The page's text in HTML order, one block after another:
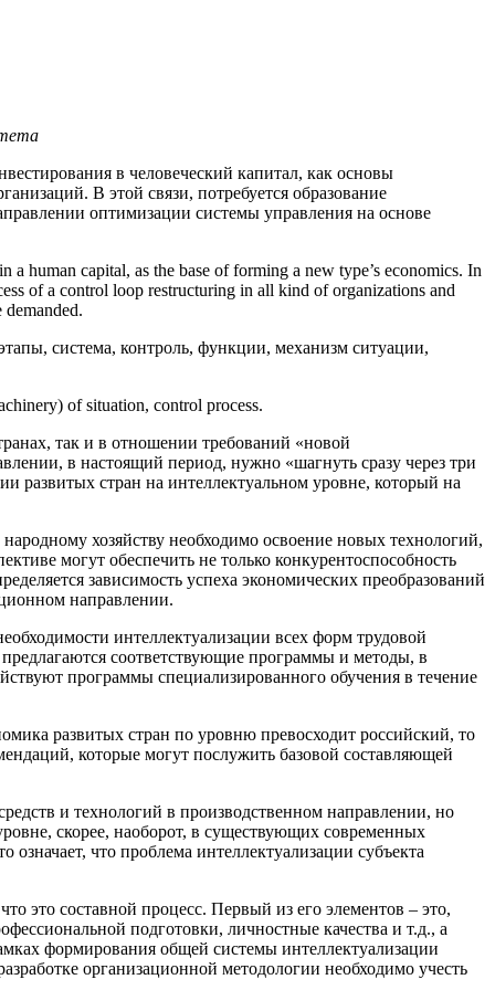
в человеческий капитал, как основы
В этой связи, потребуется образование
оптимизации системы управления на основе
a human capital, as the base of forming a new type’s economics. In
of a control loop restructuring in all kind of organizations and
система, контроль, функции, механизм ситуации,
of situation, control process.
так и в отношении требований «новой
в настоящий период, нужно «шагнуть сразу через три
развитых стран на интеллектуальном уровне, который на
хозяйству необходимо освоение новых технологий,
могут обеспечить не только конкурентоспособность
зависимость успеха экономических преобразований
направлении.
интеллектуализации всех форм трудовой
предлагаются соответствующие программы и методы, в
программы специализированного обучения в течение
развитых стран по уровню превосходит российский, то
которые могут послужить базовой составляющей
и технологий в производственном направлении, но
скорее, наоборот, в существующих современных
что проблема интеллектуализации субъекта
это составной процесс. Первый из его элементов – это,
подготовки, личностные качества и т.д., а
формирования общей системы интеллектуализации
организационной методологии необходимо учесть